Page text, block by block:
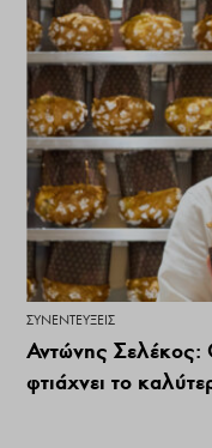
ΣΥΝΕΝΤΕΎΞΕΙΣ
Αντώνης
φτιάχνει το